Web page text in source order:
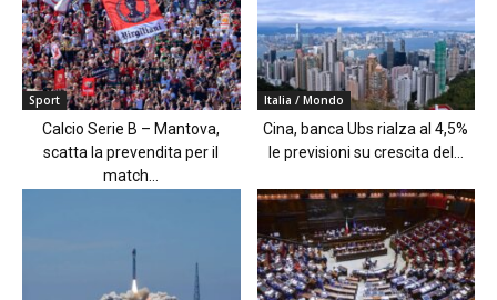
Sport
Calcio Serie B – Mantova,
scatta la prevendita per il
match...
Italia / Mondo
Cina, banca Ubs rialza al 4,5%
le previsioni su crescita del...